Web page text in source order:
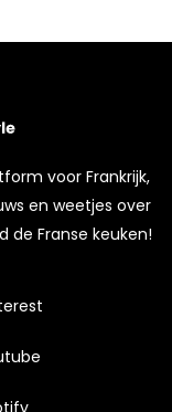
voor Frankrijk,
en weetjes over
de Franse keuken!